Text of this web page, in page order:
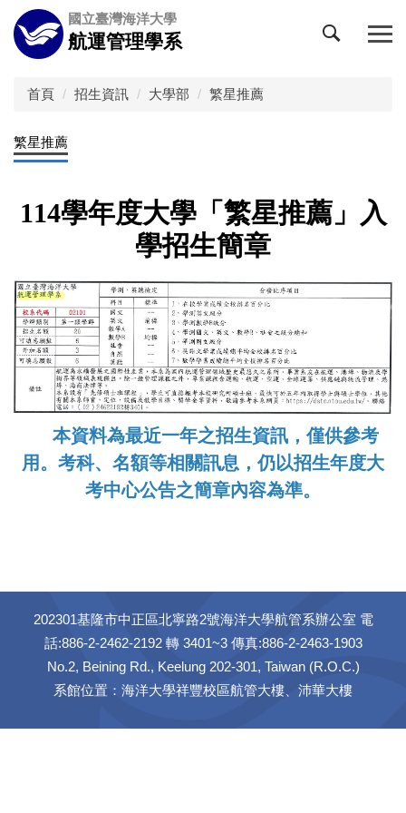
跳
到
主
區
國立臺灣海洋大學
航運管理學系
首頁 招生資訊 大學部 繁星推薦
繁星推薦
114學年度大學「繁星推薦」入
學招生簡章
本資料為最近一年之招生資訊，僅供參考
用。考科、名額等相關訊息，仍以招生年度大
考中心公告之簡章內容為準。
202301基隆市中正區北寧路2號海洋大學航管系辦公室 電
話:886-2-2462-2192 轉 3401~3 傳真:886-2-2463-1903
No.2, Beining Rd., Keelung 202-301, Taiwan (R.O.C.)
系館位置：海洋大學祥豐校區航管大樓、沛華大樓